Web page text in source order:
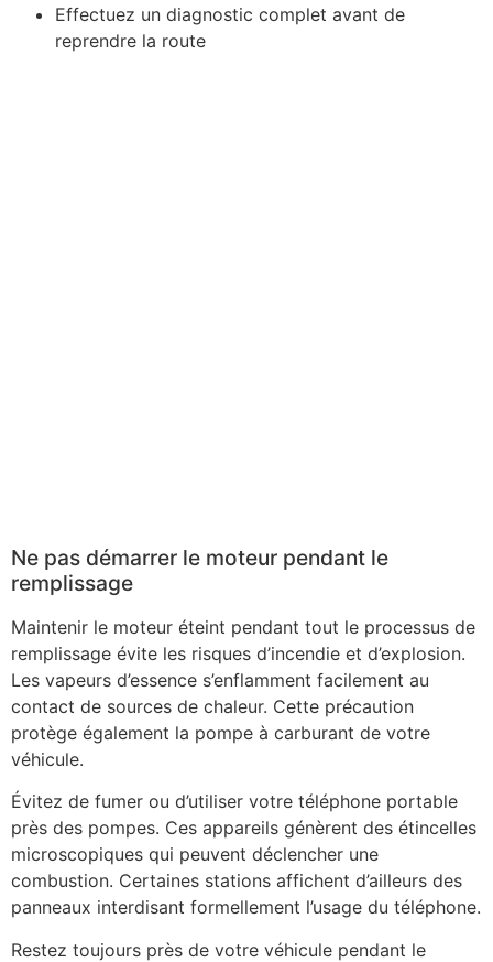
Effectuez un diagnostic complet avant de
reprendre la route
Ne pas démarrer le moteur pendant le
remplissage
Maintenir le moteur éteint pendant tout le processus de
remplissage évite les risques d’incendie et d’explosion.
Les vapeurs d’essence s’enflamment facilement au
contact de sources de chaleur. Cette précaution
protège également la pompe à carburant de votre
véhicule.
Évitez de fumer ou d’utiliser votre téléphone portable
près des pompes. Ces appareils génèrent des étincelles
microscopiques qui peuvent déclencher une
combustion. Certaines stations affichent d’ailleurs des
panneaux interdisant formellement l’usage du téléphone.
Restez toujours près de votre véhicule pendant le